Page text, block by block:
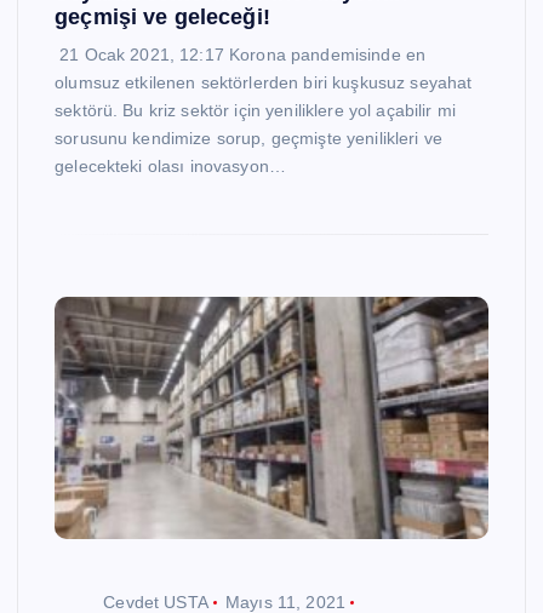
geçmişi ve geleceği!
21 Ocak 2021, 12:17 Korona pandemisinde en
olumsuz etkilenen sektörlerden biri kuşkusuz seyahat
sektörü. Bu kriz sektör için yeniliklere yol açabilir mi
sorusunu kendimize sorup, geçmişte yenilikleri ve
gelecekteki olası inovasyon…
Cevdet USTA
Mayıs 11, 2021